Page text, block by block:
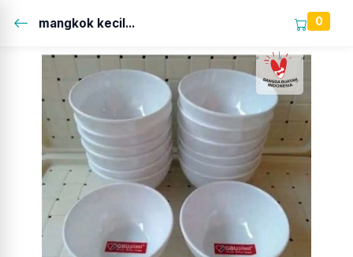
mangkok kecil... 0